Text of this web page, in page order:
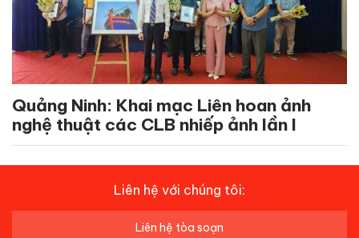
Quảng Ninh: Khai mạc Liên hoan ảnh
nghệ thuật các CLB nhiếp ảnh lần I
Liên hệ với chúng tôi:
Liên hệ tòa soạn